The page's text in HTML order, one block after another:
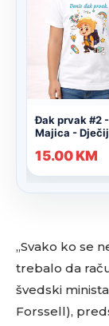
„Svako ko se
trebalo da
švedski
Forssell),